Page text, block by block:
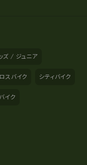
ズ / ジュニア
スバイク シティバイク
イク